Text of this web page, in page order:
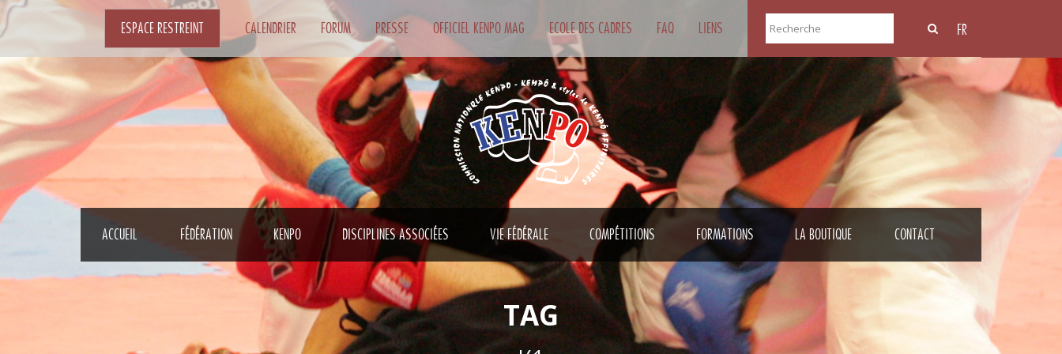
ESPACE RESTREINT CALENDRIER FORUM PRESSE OFFICIEL KENPO MAG ECOLE DES CADRES FAQ LIENS FR
ACCUEIL FÉDÉRATION KENPO DISCIPLINES ASSOCIÉES VIE FÉDÉRALE COMPÉTITIONS FORMATIONS LA BOUTIQUE CONTACT
TAG